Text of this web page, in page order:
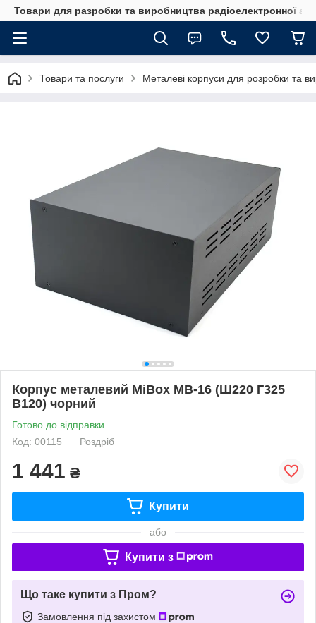
Товари для разробки та виробництва радіоелектронної
Товари та послуги Металеві корпуси для розробки та
Корпус металевий MiBox MB-16 (Ш220 Г325
В120) чорний
Готово до відправки
Код: 00115
Роздріб
1 441 ₴
Купити
або
Купити з
Що таке купити з Пром?
Замовлення під захистом